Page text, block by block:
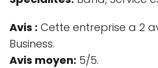
Avis : Cette entreprise a 2
Business.
Avis moyen: 5/5.